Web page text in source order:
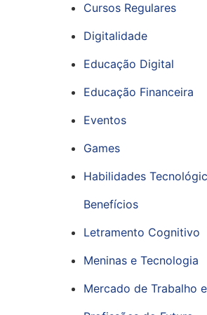
Cursos Regulares
Digitalidade
Educação Digital
Educação Financeira
Eventos
Games
Habilidades
Benefícios
Letramento Cognitivo
Meninas e Tecnologia
Mercado de Trabalho e